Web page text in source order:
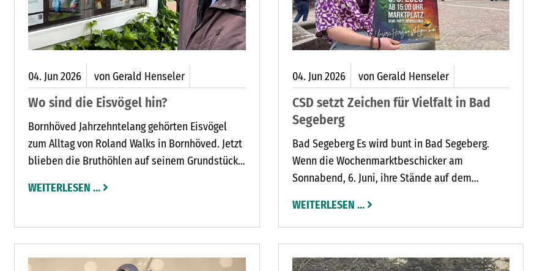
04. Jun2026 von Gerald Henseler
Wo sind die Eisvögel hin?
Bornhöved Jahrzehntelang gehörten Eisvögel
zum Alltag von Roland Walks in Bornhöved. Jetzt
blieben die Bruthöhlen auf seinem Grundstück
eine besondere Leidenschaft, die ihn mehr als
WEITERLESEN …
04. Jun2026 von Gerald Henseler
CSD setzt Zeichen für Vielfalt in Bad
Segeberg
Bad Segeberg Es wird bunt in Bad Segeberg.
Wenn die Wochenmarktbeschicker am
Sonnabend, 6. Juni, ihre Stände auf dem
Initiative Segeberg bleibt bunt für die Rechte
von Lesben, Schwulen, Bisexuellen,
Transgendern und anderen queeren Menschen.
Es ist einer von 18 Christopher Street Days (CSD)
WEITERLESEN …